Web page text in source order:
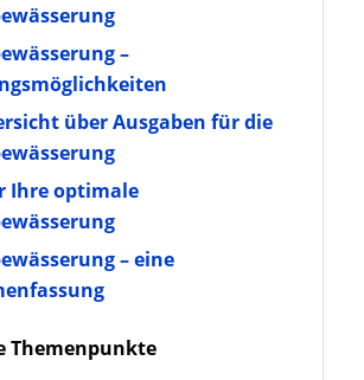
–
über Ausgaben für die
Ihre optimale
– eine
Themenpunkte